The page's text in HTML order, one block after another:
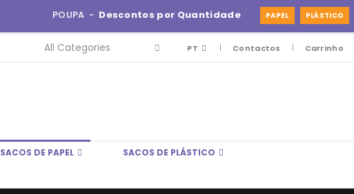
POUPA - Descontos por Quantidade PAPEL PLÁSTICO
PT Contactos Carrinho
SACOS DE PAPEL
SACOS DE PLÁSTICO